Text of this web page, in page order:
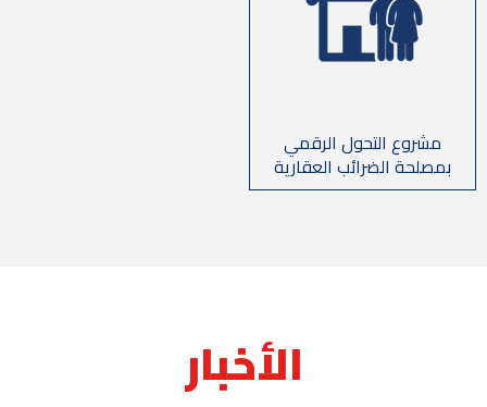
مشروع التحول الرقمي
بمصلحة الضرائب العقارية
الأخبار